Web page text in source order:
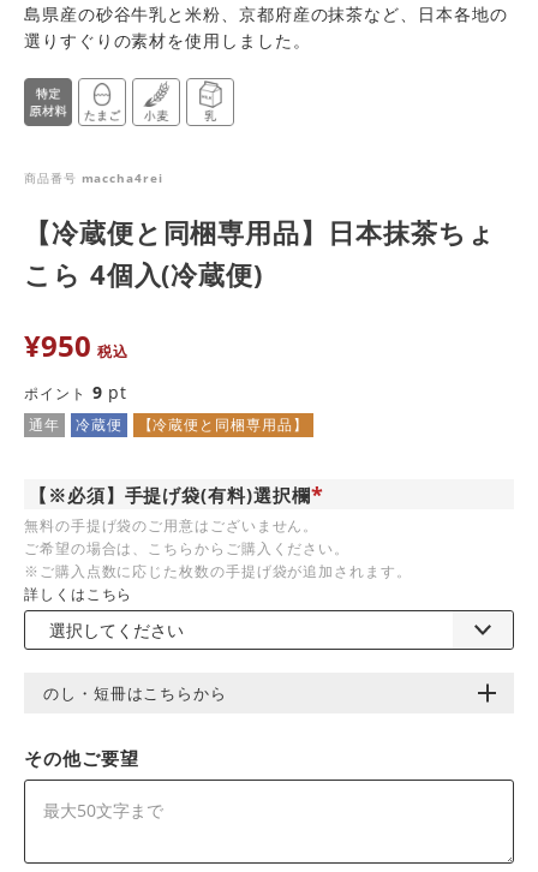
島県産の砂谷牛乳と米粉、京都府産の抹茶など、日本各地の
選りすぐりの素材を使用しました。
商品番号 maccha4rei
【冷蔵便と同梱専用品】日本抹茶ちょ
こら 4個入(冷蔵便)
¥950 税込
ポイント 9 pt
通年 冷蔵便 【冷蔵便と同梱専用品】
【※必須】手提げ袋(有料)選択欄
須
)
無料の手提げ袋のご用意はございません。
ご希望の場合は、こちらからご購入ください。
※ご購入点数に応じた枚数の手提げ袋が追加されます。
詳しくはこちら
のし・短冊はこちらから
その他ご要望